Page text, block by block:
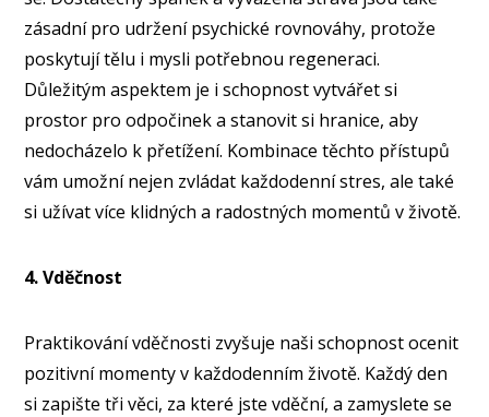
zásadní pro udržení psychické rovnováhy, protože
poskytují tělu i mysli potřebnou regeneraci.
Důležitým aspektem je i schopnost vytvářet si
prostor pro odpočinek a stanovit si hranice, aby
nedocházelo k přetížení. Kombinace těchto přístupů
vám umožní nejen zvládat každodenní stres, ale také
si užívat více klidných a radostných momentů v životě.
4. Vděčnost
Praktikování vděčnosti zvyšuje naši schopnost ocenit
pozitivní momenty v každodenním životě. Každý den
si zapište tři věci, za které jste vděční, a zamyslete se